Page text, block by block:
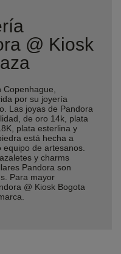
@ Kiosk
por su joyería
Las joyas de Pandora
de oro 14k, plata
plata esterlina y
está hecha a
de artesanos.
y charms
Pandora son
Para mayor
@ Kiosk Bogota